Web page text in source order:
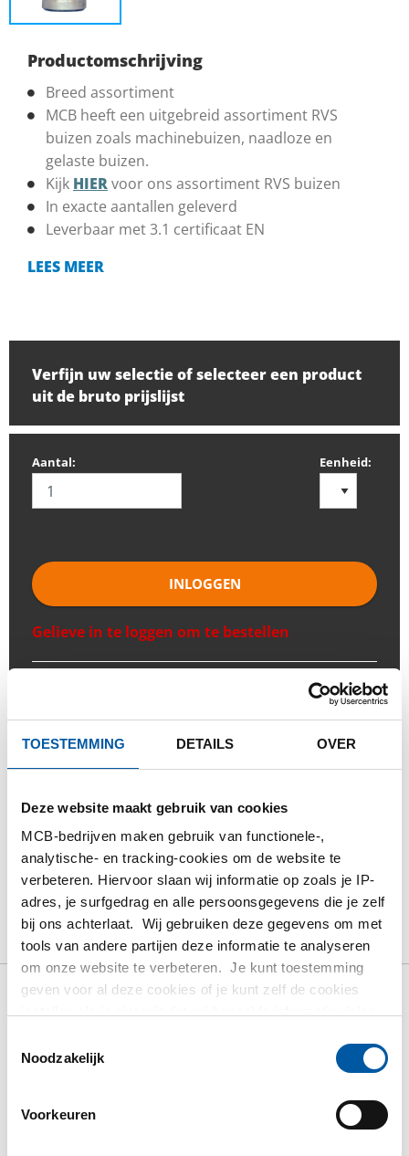
TOESTEMMING DETAILS OVER
Deze website maakt gebruik van cookies
MCB-bedrijven maken gebruik van functionele-,
analytische- en tracking-cookies om de website te
verbeteren. Hiervoor slaan wij informatie op zoals je IP-
adres, je surfgedrag en alle persoonsgegevens die je zelf
bij ons achterlaat. Wij gebruiken deze gegevens om met
tools van andere partijen deze informatie te analyseren
om onze website te verbeteren. Je kunt toestemming
geven voor al deze cookies of je kunt zelf de cookies
partijen waarmee wij samenwerken vind je in ons
Noodzakelijk
Voorkeuren
Productomschrijving
Breed assortiment
MCB heeft een uitgebreid assortiment RVS
buizen zoals machinebuizen, naadloze en
gelaste buizen.
Kijk HIERvoor ons assortiment RVS buizen
In exacte aantallen geleverd
Leverbaar met 3.1 certificaat EN
LEES MEER
Verfijn uw selectie of selecteer een product
uit de bruto prijslijst
Aantal: Eenheid:
INLOGGEN
Gelieve in te loggen om te bestellen
Calculeren met actuele Testas-prijzen
Volg uw order via Track&Trace
PRODUCT
PRODUCT OMSCHRIJVING
BRUTO PRIJSLIJST
DOWNLOADS
SPECIFICATIES
Bruto prijslijst: Naadloze
lasverloop 316L A-403
excentrisch